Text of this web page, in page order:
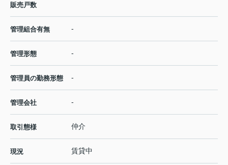
販売戸数
管理組合有無 -
管理形態 -
管理員の勤務形態 -
管理会社 -
取引態様 仲介
現況 賃貸中